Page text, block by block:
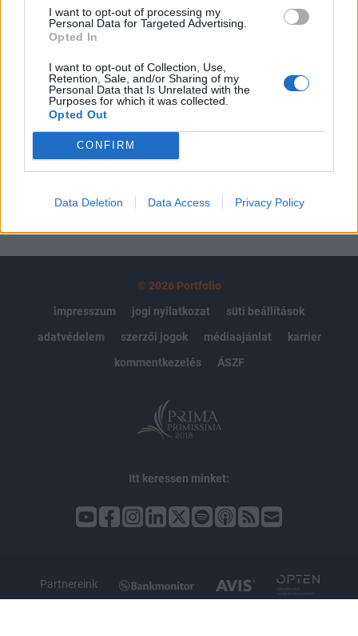
I want to opt-out of processing my
Personal Data for Targeted Advertising.
Opted In
I want to opt-out of Collection, Use,
Retention, Sale, and/or Sharing of my
Personal Data that Is Unrelated with the
Purposes for which it was collected.
Opted Out
CONFIRM
Data Deletion Data Access Privacy Policy
Portfolio.hu teljes cikkarchívum
Kötéslisták: BÉT elmúlt 2 év napon belüli
kötéslistái
Előfizetés
MÁR ELŐFIZETŐNK VAGY?
© 2026 Portfolio
impresszum
jogi nyilatkozat
süti beállítások
adatvédelem
szerzői jogok médiaajánlat
karrier
kommentkezelés
ÁSZF
Itt keressen minket:
Partnereink